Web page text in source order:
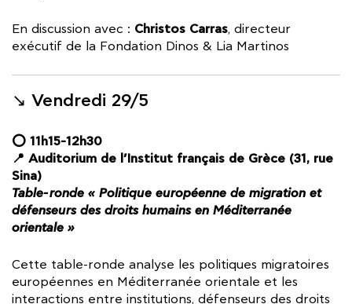
En discussion avec : Christos Carras, directeur
exécutif de la Fondation Dinos & Lia Martinos
↘︎ Vendredi 29/5
⭕ 11h15-12h30
📍 Auditorium de l’Institut français de Grèce (31, rue
Sina)
Table-ronde « Politique européenne de migration et
défenseurs des droits humains en Méditerranée
orientale »
Cette table-ronde analyse les politiques migratoires
européennes en Méditerranée orientale et les
interactions entre institutions, défenseurs des droits